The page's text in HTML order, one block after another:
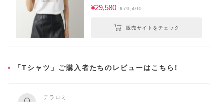
¥29,580 ¥70,400
販売サイトをチェック
「Tシャツ」ご購入者たちのレビューはこちら!
テラロミ